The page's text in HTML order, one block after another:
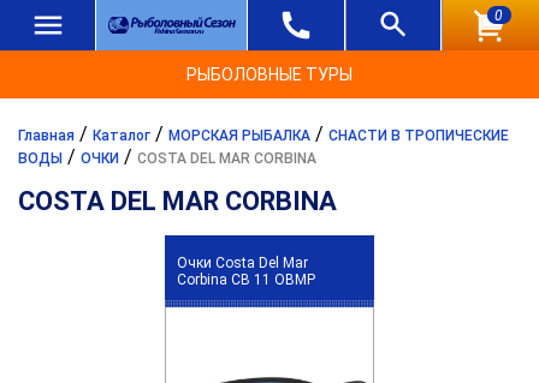
0
РЫБОЛОВНЫЕ ТУРЫ
Главная / Каталог / МОРСКАЯ РЫБАЛКА / СНАСТИ В ТРОПИЧЕСКИЕ
ВОДЫ / ОЧКИ / COSTA DEL MAR CORBINA
COSTA DEL MAR CORBINA
Очки Costa Del Mar
Corbina CB 11 OBMP